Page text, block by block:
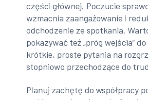
części głównej. Poczucie
wzmacnia zaangażowanie i
odchodzenie ze spotkania.
pokazywać też „próg wejścia”
krótkie, proste pytania na
stopniowo przechodzące do
Planuj zachętę do współpracy